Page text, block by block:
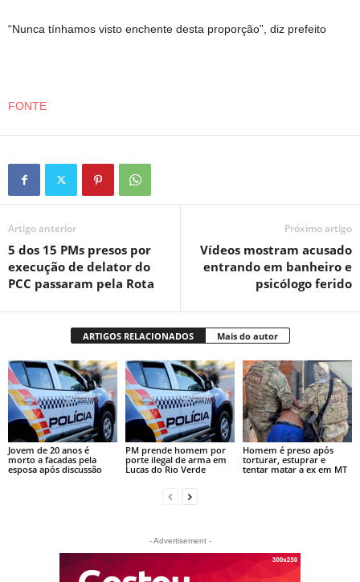
“Nunca tínhamos visto enchente desta proporção”, diz prefeito
FONTE
Artigo anterior
5 dos 15 PMs presos por
execução de delator do
PCC passaram pela Rota
Próximo artigo
Vídeos mostram acusado
entrando em banheiro e
psicólogo ferido
ARTIGOS RELACIONADOS Mais do autor
Jovem de 20 anos é
morto a facadas pela
esposa após discussão
PM prende homem por
porte ilegal de arma em
Lucas do Rio Verde
Homem é preso após
torturar, estuprar e
tentar matar a ex em MT
- Advertisement -